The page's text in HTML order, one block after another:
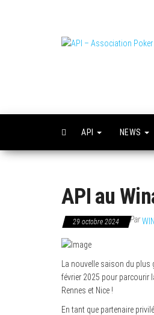
API NEWS
API au
29 octobre 2024 Par
La nouvelle saison du plus
février 2025 pour parcourir
Rennes et Nice !
En tant que partenaire